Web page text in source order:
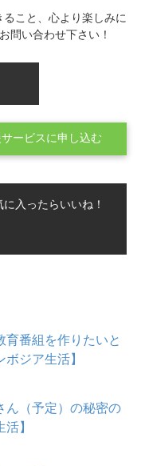
こと、心より楽しみに
問い合わせ下さい！
ービスに申し込む
入ったらいいね！
育番組を作りたいと
ジア生活】
ん（予定）の秘密の
】